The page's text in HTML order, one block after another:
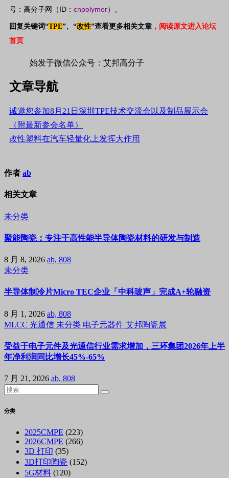
号：高分子网（ ID ： cnpolymer）。
回复关键词“TPE”、 “改性”查看更多相关文章 ，阅读原文进入论坛
首页
始发于微信公众号：艾邦高分子
文章导航
诚邀您参加8月21日深圳TPE技术交流会以及制品展示会
（附最新参会名单）
改性塑料在汽车轻量化上发挥大作用
作者 ab
相关文章
未分类
聚能陶瓷：专注于高性能半导体陶瓷材料的研发与制造
8 月 8, 2026 ab, 808
未分类
半导体制冷片Micro TEC企业「中科玻声」完成A+轮融资
8 月 1, 2026 ab, 808
MLCC 光通信 未分类 电子元器件 艾邦陶瓷展
受益于电子元件及光通信行业需求增加，三环集团2026年上半
年净利润同比增长45%-65%
7 月 21, 2026 ab, 808
分类
2025CMPE (223)
2026CMPE (266)
3D 打印 (35)
3D打印陶瓷 (152)
5G材料 (120)